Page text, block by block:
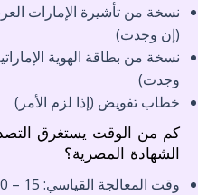
نسخة من تأشيرة الإمارات
(إن وجدت)
نسخة من بطاقة الهوية
وجدت)
خطاب تفويض (إذا لزم الأمر)
كم من الوقت يستغرق
الشهادة المصرية؟
وقت المعالجة القياسي: 15 – 30 يوم عمل (